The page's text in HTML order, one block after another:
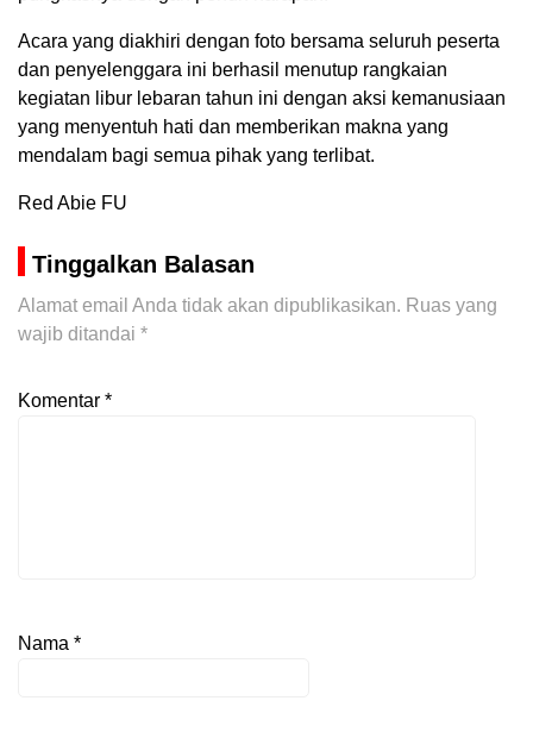
Acara yang diakhiri dengan foto bersama seluruh peserta
dan penyelenggara ini berhasil menutup rangkaian
kegiatan libur lebaran tahun ini dengan aksi kemanusiaan
yang menyentuh hati dan memberikan makna yang
mendalam bagi semua pihak yang terlibat.
Red Abie FU
Tinggalkan Balasan
Alamat email Anda tidak akan dipublikasikan. Ruas yang
wajib ditandai *
Komentar *
Nama *